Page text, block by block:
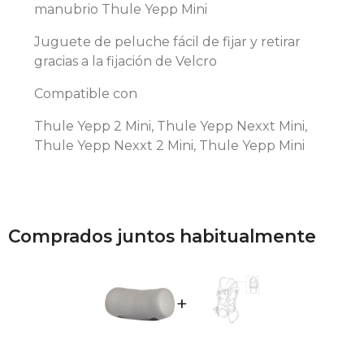
manubrio Thule Yepp Mini
Juguete de peluche fácil de fijar y retirar
gracias a la fijación de Velcro
Compatible con
Thule Yepp 2 Mini, Thule Yepp Nexxt Mini,
Thule Yepp Nexxt 2 Mini, Thule Yepp Mini
Comprados juntos habitualmente
+